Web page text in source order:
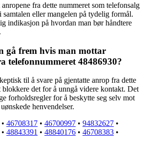
fra dette nummeret som telefonsalg
eller mangelen på tydelig formål.
indikasjon på hvordan man bør håndtere
gå frem hvis man mottar
telefonnummeret 48486930?
til å svare på gjentatte anrop fra dette
blokkere det for å unngå videre kontakt. Det
forholdsregler for å beskytte seg selv mot
henvendelser.
• 46708317 • 46700997 • 94832627 •
• 48843391 • 48840176 • 46708383 •